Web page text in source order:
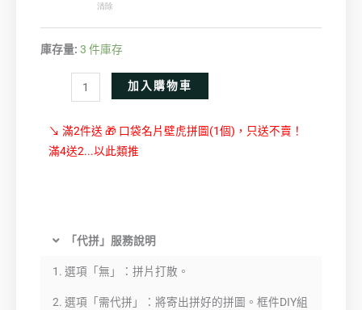
清除
庫存量: 3 件庫存
加入購物車
↘ 滿2件送 🎁 口袋名片壁虎拼圖(1個)，只送不賣！
滿4送2...以此類推
「代拼」服務說明
1. 選項「無」：拼片打散。
2. 選項「需代拼」：將寄出拼好的拼圖。框件DIY組